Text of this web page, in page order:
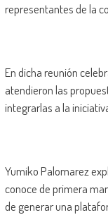
representantes de la
En dicha reunión
atendieron las
integrarlas a la
Yumiko Palomarez
conoce de primera
de generar una